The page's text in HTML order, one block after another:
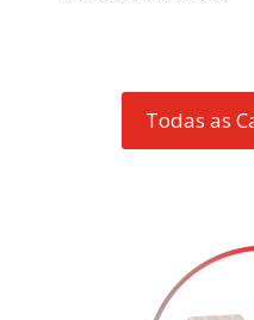
Todas as